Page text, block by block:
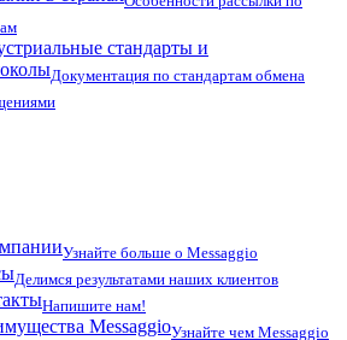
стандарты и
Документация по стандартам обмена
Узнайте больше о Messaggio
Делимся результатами наших клиентов
Напишите нам!
MessaggioУзнайте чем Messaggio